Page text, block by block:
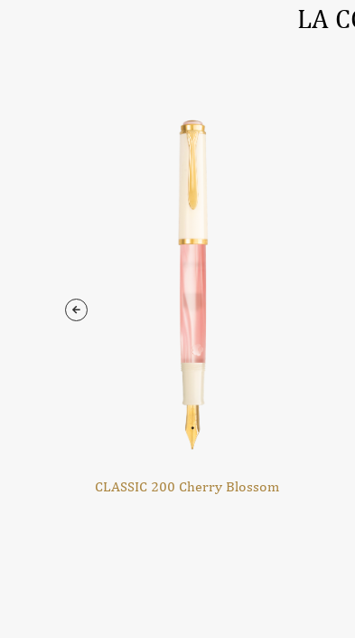
LA
CLASSIC 200 Cherry Blossom